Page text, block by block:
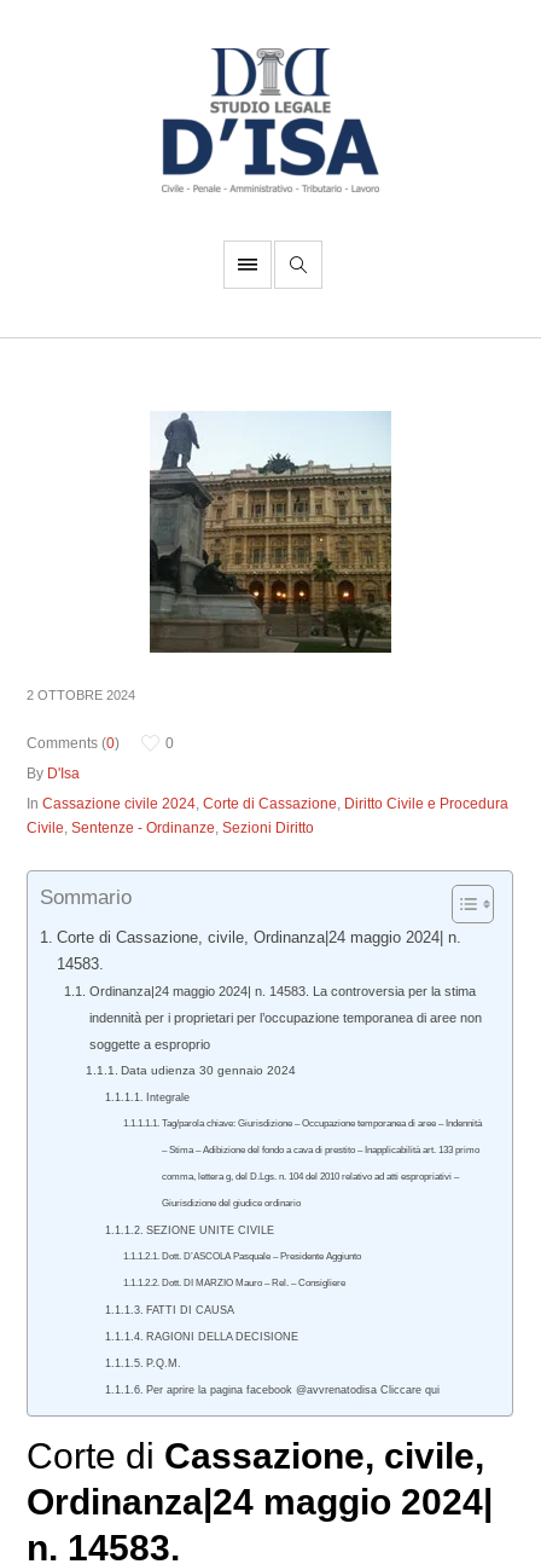
2 OTTOBRE 2024
Comments (0)
0
By D'Isa
InCassazione civile 2024,Corte di Cassazione, Diritto Civile e Procedura
Civile,Sentenze - Ordinanze,Sezioni Diritto
Sommario
Corte di Cassazione, civile, Ordinanza|24 maggio 2024| n.
14583.
Ordinanza|24 maggio 2024| n. 14583. La controversia per la stima
indennità per i proprietari per l’occupazione temporanea di aree non
soggette a esproprio
Data udienza 30 gennaio 2024
Integrale
Tag/parola chiave: Giurisdizione – Occupazione temporanea di aree – Indennità
– Stima – Adibizione del fondo a cava di prestito – Inapplicabilità art. 133 primo
comma, lettera g, del D.Lgs. n. 104 del 2010 relativo ad atti espropriativi –
Giurisdizione del giudice ordinario
SEZIONE UNITE CIVILE
Dott. D’ASCOLA Pasquale – Presidente Aggiunto
Dott. DI MARZIO Mauro – Rel. – Consigliere
FATTI DI CAUSA
RAGIONI DELLA DECISIONE
P.Q.M.
Per aprire la pagina facebook @avvrenatodisa Cliccare qui
Corte di Cassazione, civile,
Ordinanza|24 maggio 2024|
n. 14583.